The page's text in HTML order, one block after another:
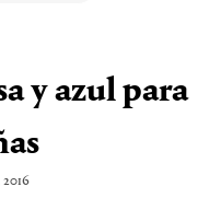
y azul para
2016